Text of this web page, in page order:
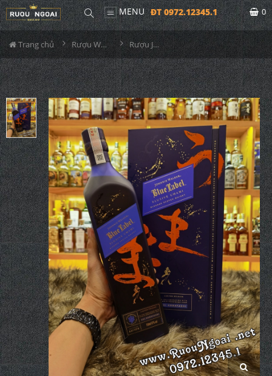
MENU ĐT 0972.12345.1 0
Trang chủ Rượu Whisky Rượu JW Blue Label Elusive Umami